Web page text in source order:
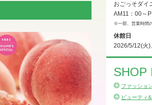
おごっそダイ
AM11：00～
※一部、営業時間
休館日
2026/5/12(火
SHOP
ファッショ
ビューティ